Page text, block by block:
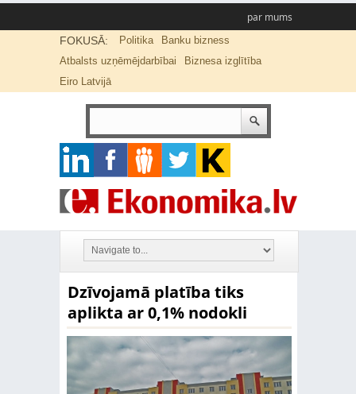
par mums
FOKUSĀ: Politika
Banku bizness
Atbalsts uzņēmējdarbībai
Biznesa izglītība
Eiro Latvijā
Dzīvojamā platība tiks
aplikta ar 0,1% nodokli